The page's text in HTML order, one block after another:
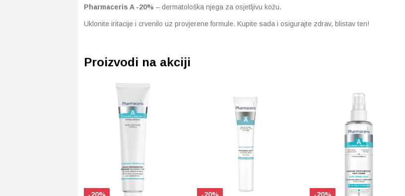
Pharmaceris A -20% – dermatološka njega za osjetljivu kožu.
Uklonite iritacije i crvenilo uz provjerene formule. Kupite sada i osigurajte zdrav, blistav ten!
Proizvodi na akciji